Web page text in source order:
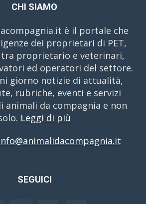
CHI SIAMO
è il portale che
dei proprietari di PET,
proprietario e veterinari,
ed operatori del settore.
giorno notizie di attualità,
rubriche, eventi e servizi
animali da compagnia e non
Leggi di più
SEGUICI